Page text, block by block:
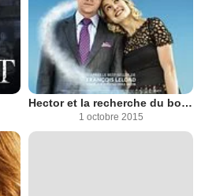
Hector et la recherche du bonheur
1 octobre 2015